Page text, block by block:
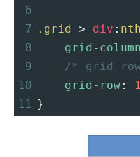
6
7 .grid > div :
8
grid-column
9
/* grid-
10
grid-row: 1
11
}